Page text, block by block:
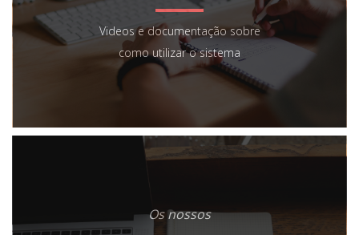
Videos e documentação sobre
como utilizar o sistema
Os nossos